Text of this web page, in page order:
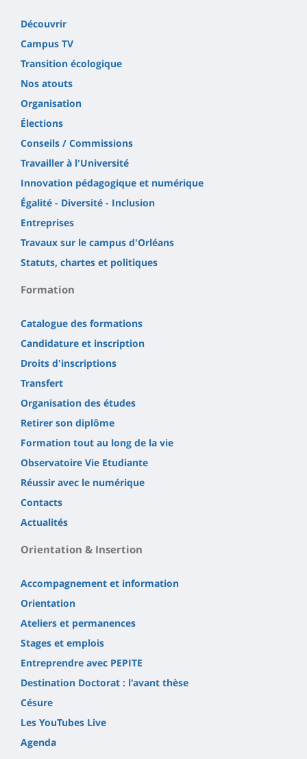
Découvrir
Campus TV
Transition écologique
Nos atouts
Organisation
Élections
Conseils / Commissions
Travailler à l'Université
Innovation pédagogique et numérique
Égalité - Diversité - Inclusion
Entreprises
Travaux sur le campus d'Orléans
Statuts, chartes et politiques
Formation
Catalogue des formations
Candidature et inscription
Droits d'inscriptions
Transfert
Organisation des études
Retirer son diplôme
Formation tout au long de la vie
Observatoire Vie Etudiante
Réussir avec le numérique
Contacts
Actualités
Orientation & Insertion
Accompagnement et information
Orientation
Ateliers et permanences
Stages et emplois
Entreprendre avec PEPITE
Destination Doctorat : l'avant thèse
Césure
Les YouTubes Live
Agenda